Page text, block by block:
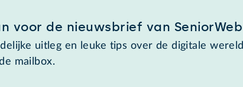
voor de nieuwsbrief van SeniorWeb
uitleg en leuke tips over de digitale
mailbox.